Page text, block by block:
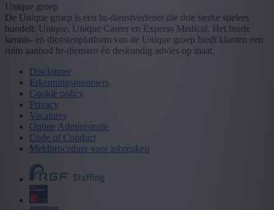
Unique groep
De Unique groep is een hr-dienstverlener die drie sterke spelers
bundelt: Unique, Unique Career en Express Medical. Het brede
kennis- en dienstenplatform van de Unique groep biedt klanten een
ruim aanbod hr-diensten én deskundig advies op maat.
Disclaimer
Erkenningsnummers
Cookie policy
Privacy
Vacatures
Online Administratie
Code of Conduct
Meldprocedure voor inbreuken